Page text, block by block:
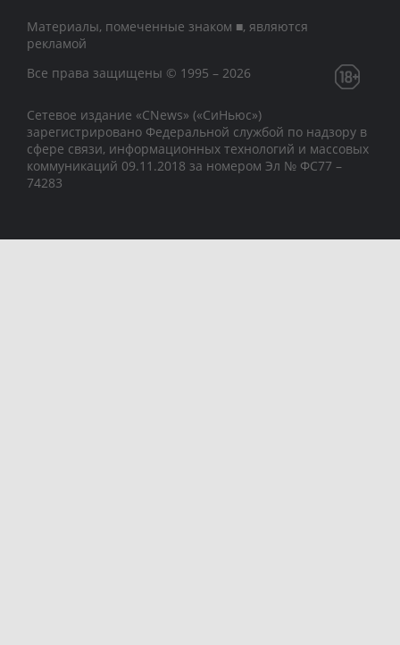
Материалы, помеченные знаком ■, являются
рекламой
Все права защищены © 1995 – 2026
Сетевое издание «CNews» («СиНьюс»)
зарегистрировано Федеральной службой по надзору в
сфере связи, информационных технологий и массовых
коммуникаций 09.11.2018 за номером Эл № ФС77 –
74283